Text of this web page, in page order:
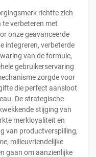
richtte zich
verbeteren met
onze geavanceerde
integreren, verbeterde
van de formule,
gebruikerservaring
zorgde voor
die perfect aansloot
De strategische
stijging van
merkloyaliteit en
van productverspilling,
milieuvriendelijke
gaan om aanzienlijke